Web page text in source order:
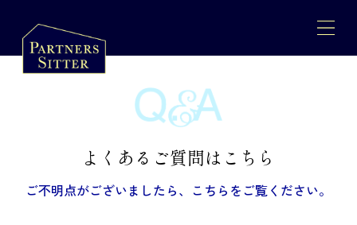
よくあるご質問はこちら
ご不明点がございましたら、こちらをご覧ください。